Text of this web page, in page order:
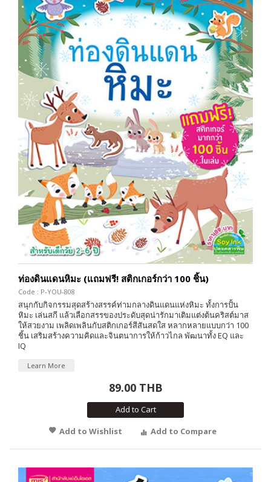
ท่องดินแดนหิมะ (แถมฟรี! สติกเกอร์กว่า 100 ชิ้น)
Code : P-YOU-808
สนุกกับกิจกรรมสุดสร้างสรรค์ท่ามกลางดินแดนแห่งหิมะ ทั้งการปั้น
หิมะ เล่นสกี แล้วเลือกสรรของประดับสุดน่ารักมาเติมแต่งต้นคริสต์มาส
ให้สวยงาม เพลิดเพลินกับสติกเกอร์สีสันสดใส หลากหลายแบบกว่า 100
ชิ้น เสริมสร้างความคิดและจินตนาการให้ก้าวไกล พัฒนาทั้ง EQ และ
IQ
Learn More
89.00 THB
Add to Cart
Add to Wishlist
Add to Compare